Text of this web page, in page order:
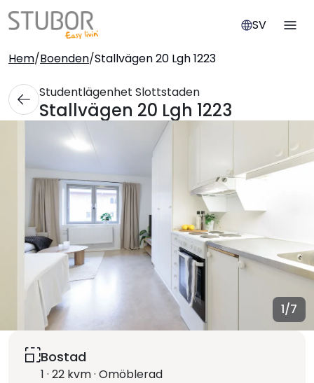
SV
Hem/Boenden/Stallvägen 20 Lgh 1223
Studentlägenhet Slottstaden
Stallvägen 20 Lgh 1223
1/7
Bostad
1 · 22 kvm · Omöblerad